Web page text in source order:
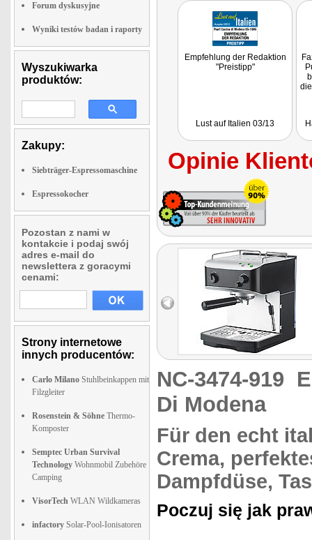
Forum dyskusyjne
Wyniki testów badan i raporty
Wyszukiwarka
produktów:
Zakupy:
Siebträger-Espressomaschine
Espressokocher
Pozostan z nami w
kontakcie i podaj swój
adres e-mail do
newslettera z goracymi
cenami:
Strony internetowe
innych producentów:
Carlo Milano Stuhlbeinkappen mit
Filzgleiter
Rosenstein & Söhne Thermo-
Komposter
Semptec Urban Survival
Technology Wohnmobil Zubehöre
Camping
VisorTech WLAN Wildkameras
infactory Solar-Pool-Ionisatoren
Empfehlung der Redaktion
"Preistipp"
Lust auf Italien 03/13
Opinie
NC-3474-919
Di Modena
Für den echt
Crema,
Dampfdüse,
Poczuj się jak